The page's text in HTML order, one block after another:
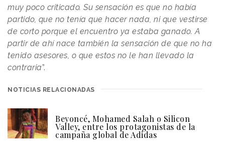
muy poco criticado. Su sensación es que no había
partido, que no tenía que hacer nada, ni que vestirse
de corto porque el encuentro ya estaba ganado. A
partir de ahí nace también la sensación de que no ha
tenido asesores, o que estos no le han llevado la
contraria”.
NOTICIAS RELACIONADAS
Beyoncé, Mohamed Salah o Silicon
Valley, entre los protagonistas de la
campaña global de Adidas